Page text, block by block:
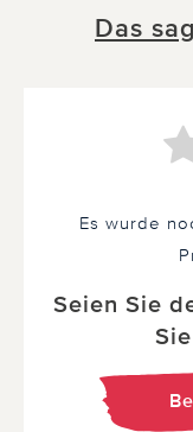
Das
Es wurde
Seien Sie